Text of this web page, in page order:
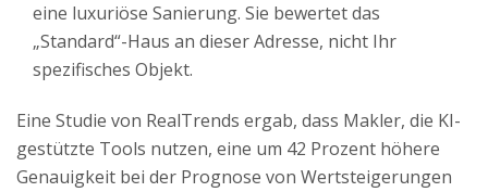
eine luxuriöse Sanierung. Sie bewertet das
„Standard“-Haus an dieser Adresse, nicht Ihr
spezifisches Objekt.
Eine Studie von RealTrends ergab, dass Makler, die KI-
gestützte Tools nutzen, eine um 42 Prozent höhere
Genauigkeit bei der Prognose von Wertsteigerungen